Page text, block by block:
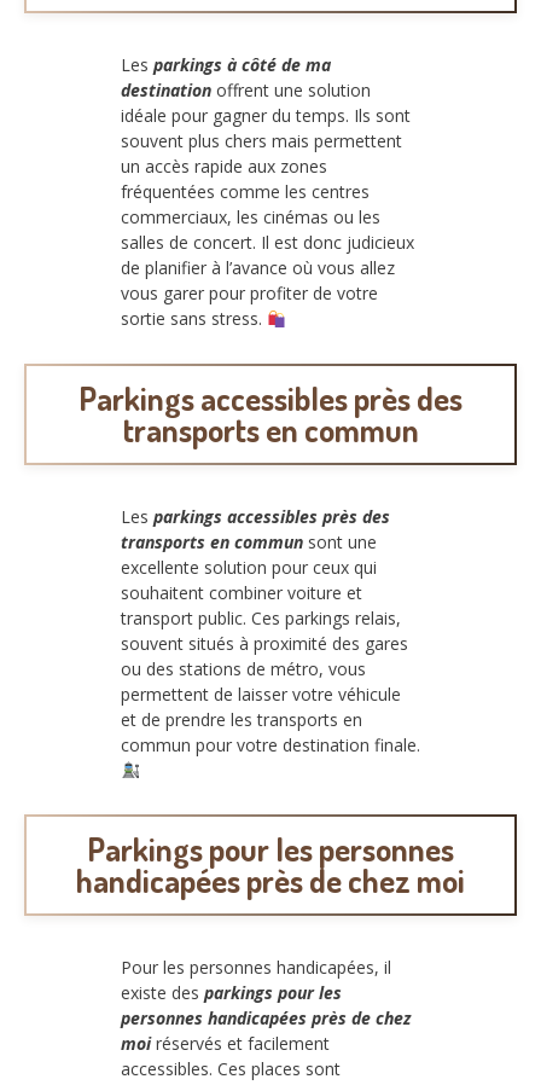
Les parkings à côté de ma
destination offrent une solution
idéale pour gagner du temps. Ils sont
souvent plus chers mais permettent
un accès rapide aux zones
fréquentées comme les centres
commerciaux, les cinémas ou les
salles de concert. Il est donc judicieux
de planifier à l’avance où vous allez
vous garer pour profiter de votre
sortie sans stress.
Parkings accessibles près des
transports en commun
Les parkings accessibles près des
transports en commun sont une
excellente solution pour ceux qui
souhaitent combiner voiture et
transport public. Ces parkings relais,
souvent situés à proximité des gares
ou des stations de métro, vous
permettent de laisser votre véhicule
et de prendre les transports en
commun pour votre destination finale.
Parkings pour les personnes
handicapées près de chez moi
Pour les personnes handicapées, il
existe des parkings pour les
personnes handicapées près de chez
moiréservés et facilement
accessibles. Ces places sont